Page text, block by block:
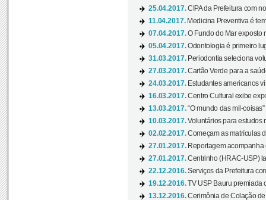
25.04.2017.CIPA da Prefeitura com
11.04.2017. Medicina Preventiva é
07.04.2017.O Fundo do Mar exposto
05.04.2017.Odontologia é primeiro
31.03.2017. Periodontia seleciona
27.03.2017.Cartão Verde para a
24.03.2017. Estudantes americanos
16.03.2017.Centro Cultural exibe
13.03.2017.“O mundo das mil-
10.03.2017.Voluntários para estudos
02.02.2017.Começam as matrículas
27.01.2017. Reportagem
27.01.2017.Centrinho (HRAC-USP)
22.12.2016.Serviços da Prefeitura
19.12.2016.TV USP Bauru premiada
13.12.2016.Cerimônia de Colação